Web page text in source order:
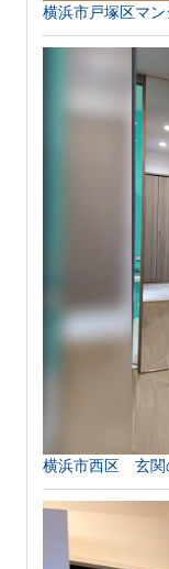
横浜市戸塚区マ
横浜市西区 玄関